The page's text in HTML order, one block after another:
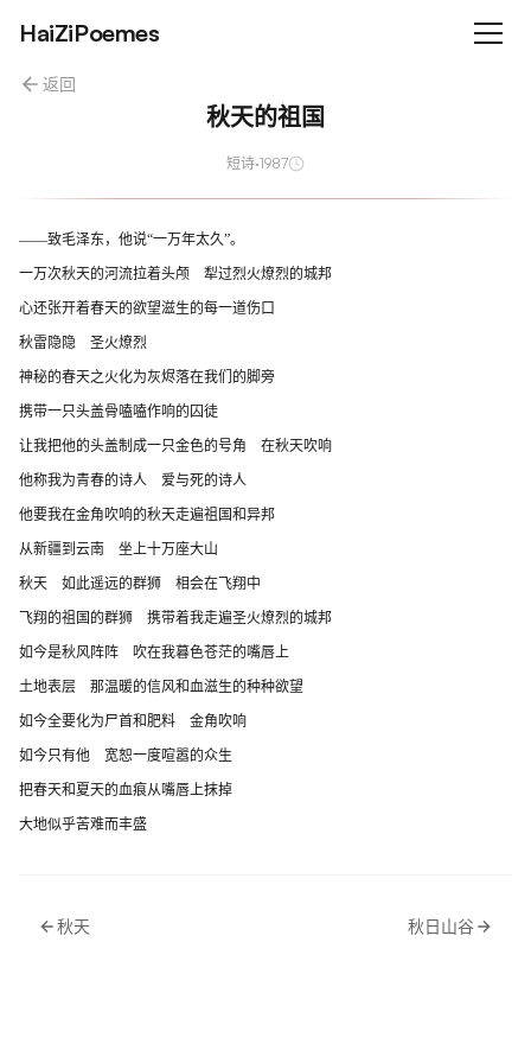
HaiZiPoemes
返回
秋天的祖国
短诗·1987
——致毛泽东，他说“一万年太久”。
一万次秋天的河流拉着头颅 犁过烈火燎烈的城邦
心还张开着春天的欲望滋生的每一道伤口
秋雷隐隐 圣火燎烈
神秘的春天之火化为灰烬落在我们的脚旁
携带一只头盖骨嗑嗑作响的囚徒
让我把他的头盖制成一只金色的号角 在秋天吹响
他称我为青春的诗人 爱与死的诗人
他要我在金角吹响的秋天走遍祖国和异邦
从新疆到云南 坐上十万座大山
秋天 如此遥远的群狮 相会在飞翔中
飞翔的祖国的群狮 携带着我走遍圣火燎烈的城邦
如今是秋风阵阵 吹在我暮色苍茫的嘴唇上
土地表层 那温暖的信风和血滋生的种种欲望
如今全要化为尸首和肥料 金角吹响
如今只有他 宽恕一度喧嚣的众生
把春天和夏天的血痕从嘴唇上抹掉
大地似乎苦难而丰盛
秋天 秋日山谷